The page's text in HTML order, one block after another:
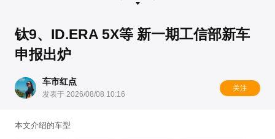
钛9、ID.ERA 5X等 新一期工信部新车
申报出炉
车市红点
发表于 2026/08/08 10:16
关注
本文介绍的车型